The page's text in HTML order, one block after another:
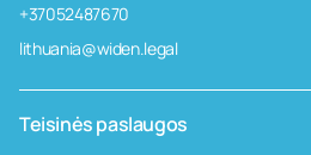
+37052487670
lithuania@widen.legal
Teisinės paslaugos